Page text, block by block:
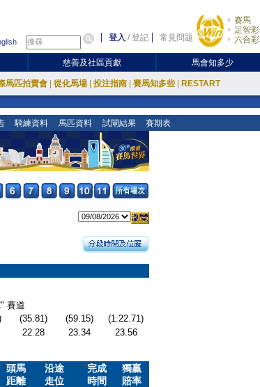
登入 /登記 常見問題
賽馬
足智彩
六合彩
慈善及社區貢獻 馬會知多少
馬匹拍賣會 從化馬場 投注指南 賽馬知多些 RESTART
騎練資料 馬匹資料 試閘結果 賽期表
賽道
(35.81) (59.15)
(1:22.71)
22.28 23.34
23.56
頭馬
距離
沿途
走位
完成
時間
獨贏
賠率